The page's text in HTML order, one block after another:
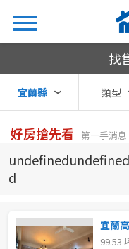
不限
宜蘭縣買找
宜蘭縣 類型
好房搶先看 第一手消
d
99.53